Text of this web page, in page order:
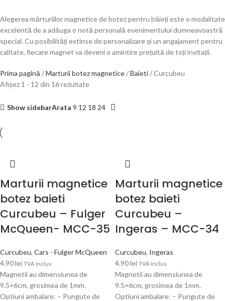
Alegerea mărturiilor magnetice de botez pentru băieți este o modalitate
excelentă de a adăuga o notă personală evenimentului dumneavoastră
special. Cu posibilități extinse de personalizare și un angajament pentru
calitate, fiecare magnet va deveni o amintire prețuită de toți invitații.
Prima pagină Marturii botez magnetice Baieti
Curcubeu
Afișez 1 - 12 din 16 rezultate
Show sidebarArata 9 12 18 24
Marturii magnetice
botez baieti
Curcubeu – Fulger
McQueen- MCC-35
Curcubeu, Cars - Fulger McQueen
4.90lei TVA inclus
Magnetii au dimensiunea de
9.5×6cm, grosimea de 1mm.
Optiuni ambalare: – Pungute de
Marturii magnetice
botez baieti
Curcubeu –
Ingeras – MCC-34
Curcubeu, Ingeras
4.90lei TVA inclus
Magnetii au dimensiunea de
9.5×6cm, grosimea de 1mm.
Optiuni ambalare: – Pungute de